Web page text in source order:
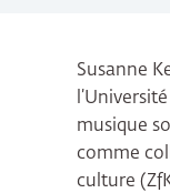
Susanne
musique
comme
culture